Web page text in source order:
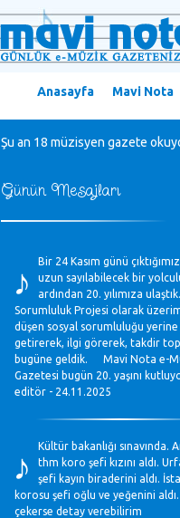
Anasayfa Mavi Nota
Şu an 18 müzisyen gazete
Günün Mesajları
♪
Bir 24 Kasım günü
uzun sayılabilecek bir
ardından 20. yılımıza
Sorumluluk Projesi olarak
düşen sosyal sorumluluğu yerine
getirerek, ilgi görerek, takdir
bugüne geldik. Mavi Nota e-
Gazetesi bugün 20. yaşını
editör - 24.11.2025
♪
Kültür bakanlığı sınavında.
thm koro şefi kızını aldı.
şefi kayın biraderini aldı.
korosu şefi oğlu ve yeğenini
çekerse detay verebilirim